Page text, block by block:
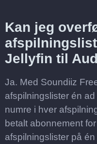
Kan jeg
Jellyfin til
Ja. Med Soundiiz
afspilningslister én
numre i hver
betalt abonnement
afspilningslister på